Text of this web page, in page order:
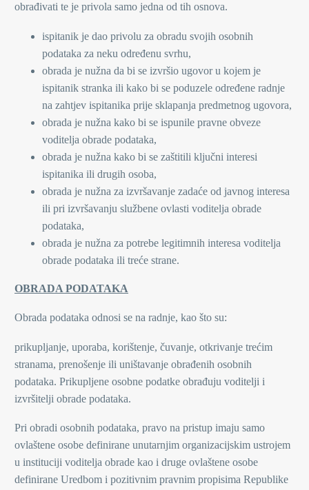
obrađivati te je privola samo jedna od tih osnova.
ispitanik je dao privolu za obradu svojih osobnih
podataka za neku određenu svrhu,
obrada je nužna da bi se izvršio ugovor u kojem je
ispitanik stranka ili kako bi se poduzele određene radnje
na zahtjev ispitanika prije sklapanja predmetnog ugovora,
obrada je nužna kako bi se ispunile pravne obveze
voditelja obrade podataka,
obrada je nužna kako bi se zaštitili ključni interesi
ispitanika ili drugih osoba,
obrada je nužna za izvršavanje zadaće od javnog interesa
ili pri izvršavanju službene ovlasti voditelja obrade
podataka,
obrada je nužna za potrebe legitimnih interesa voditelja
obrade podataka ili treće strane.
OBRADA PODATAKA
Obrada podataka odnosi se na radnje, kao što su:
prikupljanje, uporaba, korištenje, čuvanje, otkrivanje trećim
stranama, prenošenje ili uništavanje obrađenih osobnih
podataka. Prikupljene osobne podatke obrađuju voditelji i
izvršitelji obrade podataka.
Pri obradi osobnih podataka, pravo na pristup imaju samo
ovlaštene osobe definirane unutarnjim organizacijskim ustrojem
u instituciji voditelja obrade kao i druge ovlaštene osobe
definirane Uredbom i pozitivnim pravnim propisima Republike